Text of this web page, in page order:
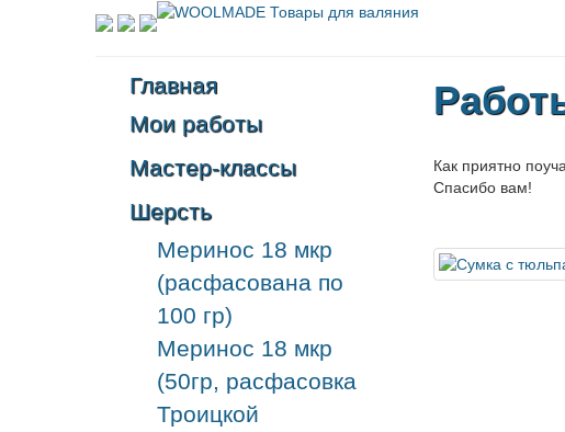
Главная
Мои работы
Мастер-классы
Шерсть
Меринос 18 мкр
(расфасована по
100 гр)
Меринос 18 мкр
(50гр, расфасовка
Троицкой
Как приятно
Спасибо вам!